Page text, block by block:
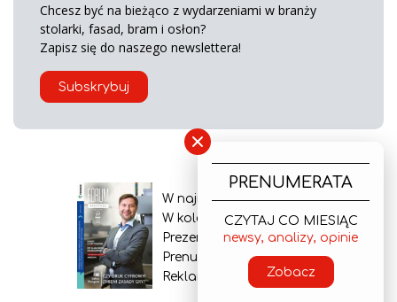
Chcesz być na bieżąco z wydarzeniami w branży
stolarki, fasad, bram i osłon?
Zapisz się do naszego newslettera!
Subskrybuj
W najnowszym wydaniu
W kolejnym numerze
Prezentacja gazety
Prenumerata
Reklama
×
PRENUMERATA
CZYTAJ CO MIESIĄC
newsy, analizy, opinie
Zobacz